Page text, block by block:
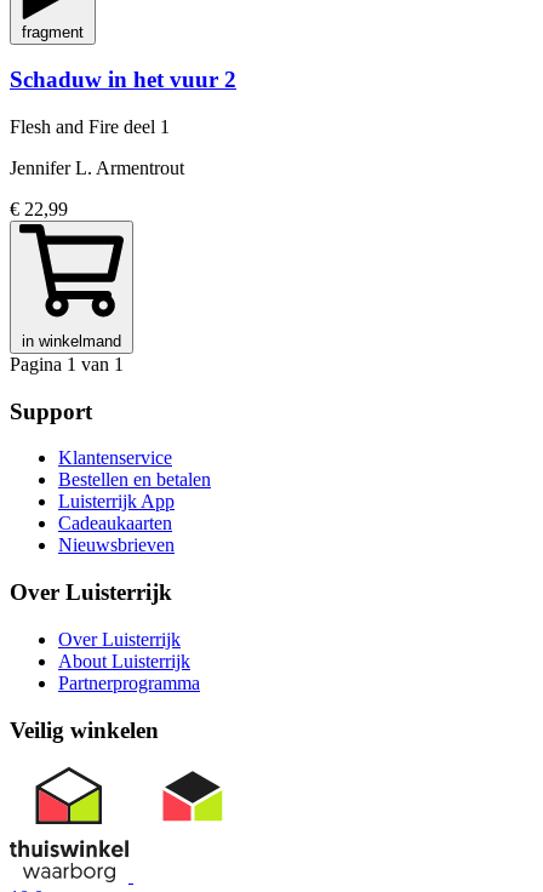
fragment
Schaduw in het vuur 2
Flesh and Fire deel 1
Jennifer L. Armentrout
€ 22,99
in winkelmand
Pagina 1 van 1
Support
Klantenservice
Bestellen en betalen
Luisterrijk App
Cadeaukaarten
Nieuwsbrieven
Over Luisterrijk
Over Luisterrijk
About Luisterrijk
Partnerprogramma
Veilig winkelen